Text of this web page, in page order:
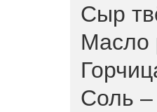
Сыр
Масло
Соль –